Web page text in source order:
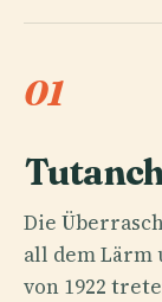
01
Die
all dem Lärm
von 1922